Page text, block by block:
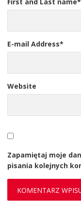
E-mail Address*
Website
Zapamiętaj moje
pisania kolejnych